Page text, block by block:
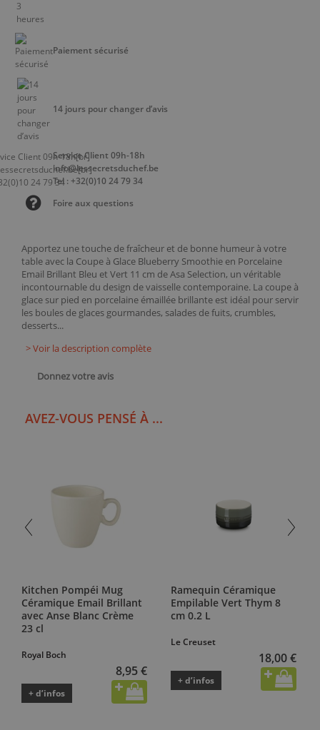
Apportez une touche de fraîcheur et de bonne humeur à votre
table avec la Coupe à Glace Blueberry Smoothie en Porcelaine
Email Brillant Bleu et Vert 11 cm de Asa Selection, un véritable
incontournable du design de vaisselle contemporaine. La coupe à
glace sur pied en porcelaine émaillée brillante est idéal pour servir
les boules de glaces gourmandes, salades de fuits, crumbles,
desserts...
> Voir la description complète
Donnez votre avis
Paiement sécurisé
14 jours pour changer d’avis
Service Client 09h-18h
info@lessecretsduchef.be
Tel : +32(0)10 24 79 34
Foire aux questions
AVEZ-VOUS PENSÉ À ...
Kitchen Pompéi Mug
Céramique Email Brillant
avec Anse Blanc Crème
23 cl
Royal Boch
8,95 €
+ d’infos
Ramequin Céramique
Empilable Vert Thym 8
cm 0.2 L
Le Creuset
18,00 €
+ d’infos